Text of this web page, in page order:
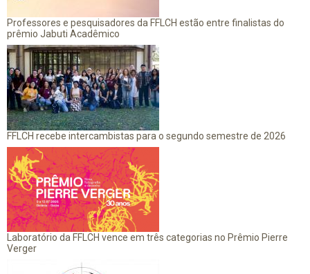
Professores e pesquisadores da FFLCH estão entre finalistas do
prêmio Jabuti Acadêmico
FFLCH recebe intercambistas para o segundo semestre de 2026
Laboratório da FFLCH vence em três categorias no Prêmio Pierre
Verger